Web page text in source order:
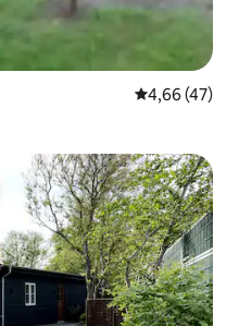
Note
4,66 (47)
les plus aimés